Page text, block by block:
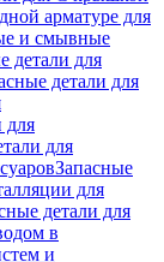
арматуре для
и смывные
детали для
детали для
для
для
Запасные
для
детали для
в
и